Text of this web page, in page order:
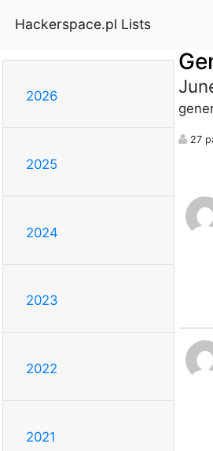
Hackerspace.pl Lists
2026
2025
2024
2023
2022
2021
27